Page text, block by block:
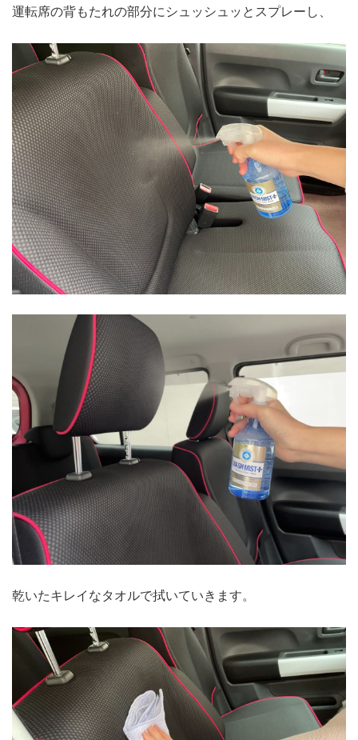
運転席の背もたれの部分にシュッシュッとスプレーし、
乾いたキレイなタオルで拭いていきます。